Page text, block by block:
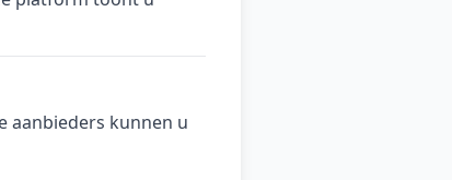
aanbieders kunnen u